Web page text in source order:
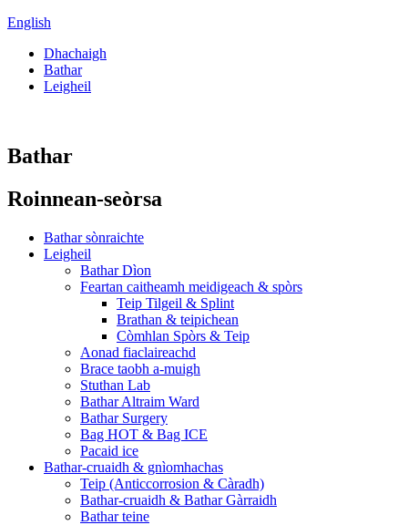
English
Dhachaigh
Bathar
Leigheil
Bathar
Roinnean-seòrsa
Bathar sònraichte
Leigheil
Bathar Dìon
Feartan caitheamh meidigeach & spòrs
Teip Tilgeil & Splint
Brathan & teipichean
Còmhlan Spòrs & Teip
Aonad fiaclaireachd
Brace taobh a-muigh
Stuthan Lab
Bathar Altraim Ward
Bathar Surgery
Bag HOT & Bag ICE
Pacaid ice
Bathar-cruaidh & gnìomhachas
Teip (Anticcorrosion & Càradh)
Bathar-cruaidh & Bathar Gàrraidh
Bathar teine